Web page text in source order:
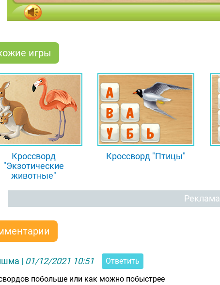
игры
Кроссворд
"Экзотические
животные"
Кроссворд "Птицы"
Реклама
| 01/12/2021 10:51
Ответить
побольше или как можно побыстрее